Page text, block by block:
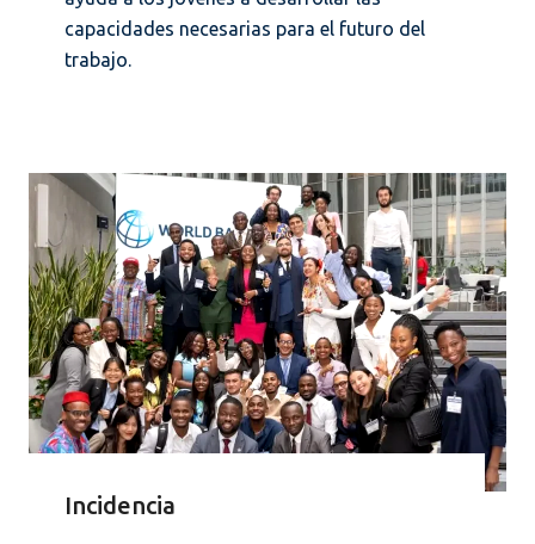
capacidades necesarias para el futuro del
trabajo.
Incidencia